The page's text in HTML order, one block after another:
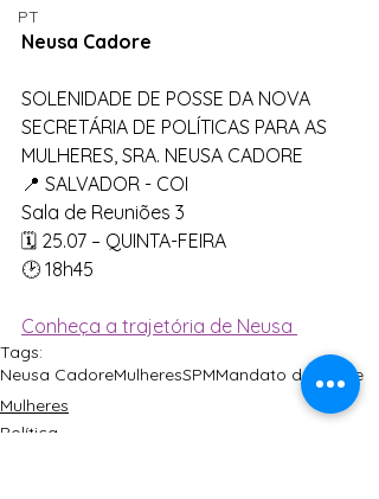
PT
Neusa Cadore
SOLENIDADE DE POSSE DA NOVA
SECRETÁRIA DE POLÍTICAS PARA AS
MULHERES, SRA. NEUSA CADORE
📍 SALVADOR - COI
Sala de Reuniões 3
🗓️ 25.07 – QUINTA-FEIRA
🕑 18h45
Conheça a trajetória de Neusa
Tags:
Neusa CadoreMulheresSPMMandato da Gente
Mulheres
Política